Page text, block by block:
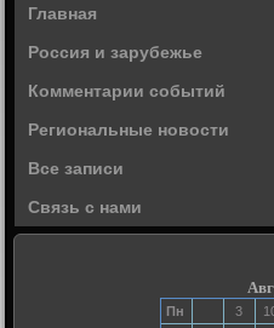
Главная
Россия и зарубежье
Комментарии событий
Региональные новости
Все записи
Связь с нами
Пн 3